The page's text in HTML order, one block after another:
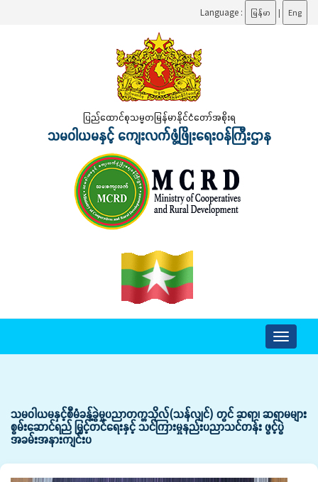
Language : မြန်မာ | Eng
ပြည်ထောင်စုသမ္မတမြန်မာနိုင်ငံတော်အစိုးရ
သမဝါယမနှင့် ကျေးလက်ဖွံ့ဖြိုးရေးဝန်ကြီးဌာန
Toggle
သမဝါယမနှင့်စီမံခန့်ခွဲမှုပညာတက္ကသိုလ်(သန်လျင်) တွင် ဆရာ၊ ဆရာမများ
စွမ်းဆောင်ရည် မြှင့်တင်ရေးနှင့် သင်ကြားမှုနည်းပညာသင်တန်း ဖွင့်ပွဲ
အခမ်းအနားကျင်းပ